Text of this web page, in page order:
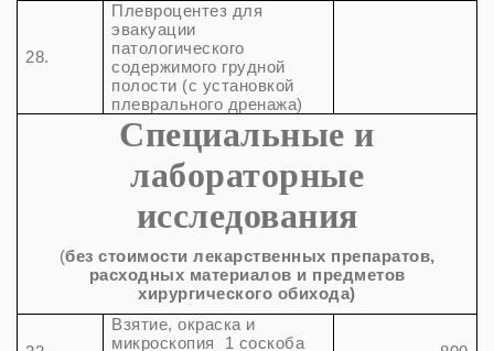
28.
Плевроцентез для
эвакуации
патологического
содержимого грудной
полости (с установкой
плеврального дренажа)
Специальные и
лабораторные
исследования
(без стоимости лекарственных препаратов,
расходных материалов и предметов
хирургического обихода)
Взятие, окраска и
микроскопия 1 соскоба